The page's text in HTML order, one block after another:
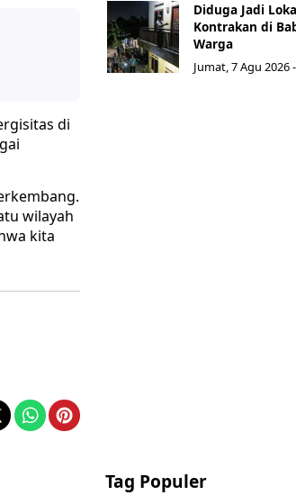
di
wilayah
kita
Diduga Jadi
Kontrakan di
Warga
Jumat, 7 Agu 2026
Tag Populer